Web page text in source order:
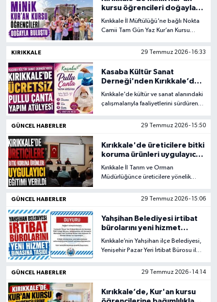
kursu öğrencileri doğayla
buluştu
Kırıkkale İl Müftülüğü'ne bağlı Nokta
Camii Tam Gün Yaz Kur’an Kursu
vererek Karaahmetli Barajı ve lavanta
KIRIKKALE 29 Temmuz 2026 - 16:33
Kasaba Kültür Sanat
Derneği'nden Kırıkkale’de
ücretsiz pullu çanta yapım
atölyesi
Kırıkkale'de kültür ve sanat alanındaki
çalışmalarıyla faaliyetlerini sürdüren
kadınların üretime katılımını
GÜNCEL HABERLER 29 Temmuz 2026 - 15:50
Kırıkkale'de üreticilere bitki
koruma ürünleri uygulayıcı
eğitimi verildi
Kırıkkale İl Tarım ve Orman
Müdürlüğünce üreticilere yönelik
Eğitimi" düzenlendi.
GÜNCEL HABERLER 29 Temmuz 2026 - 15:06
Yahşihan Belediyesi irtibat
bürolarını yeni hizmet
binasına taşıdı
Kırıkkale’nin Yahşihan ilçe Belediyesi,
Yenişehir Pazar Yeri İrtibat Bürosu ile
Yenişehir Mahallesi'ndeki Eski
taşındığını duyurdu.
GÜNCEL HABERLER 29 Temmuz 2026 - 14:14
Kırıkkale’de, Kur'an kursu